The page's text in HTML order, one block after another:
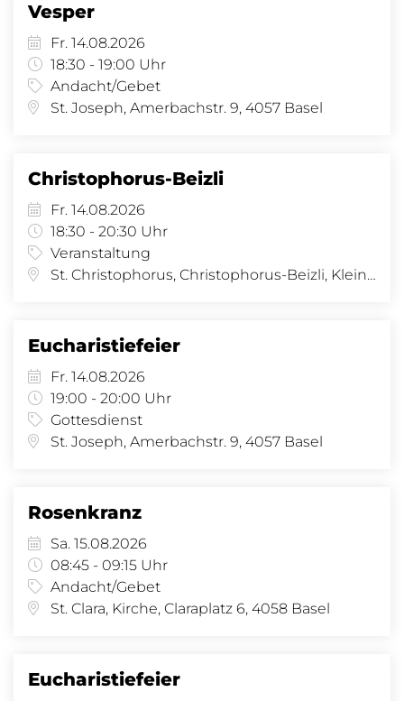
Vesper
Fr. 14.08.2026
18:30 - 19:00 Uhr
Andacht/Gebet
St. Joseph, Amerbachstr. 9, 4057 Basel
Christophorus-Beizli
Fr. 14.08.2026
18:30 - 20:30 Uhr
Veranstaltung
St. Christophorus, Christophorus-Beizli, Kleinhüningeranl. 29, 4057 Basel
Eucharistiefeier
Fr. 14.08.2026
19:00 - 20:00 Uhr
Gottesdienst
St. Joseph, Amerbachstr. 9, 4057 Basel
Rosenkranz
Sa. 15.08.2026
08:45 - 09:15 Uhr
Andacht/Gebet
St. Clara, Kirche, Claraplatz 6, 4058 Basel
Eucharistiefeier